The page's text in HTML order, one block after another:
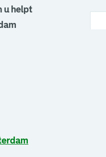
u helpt